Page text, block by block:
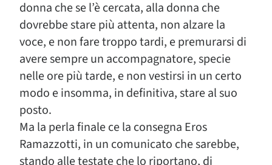
donna che se l’è cercata, alla donna che
dovrebbe stare più attenta, non alzare la
voce, e non fare troppo tardi, e premurarsi di
avere sempre un accompagnatore, specie
nelle ore più tarde, e non vestirsi in un certo
modo e insomma, in definitiva, stare al suo
posto.
Ma la perla finale ce la consegna Eros
Ramazzotti, in un comunicato che sarebbe,
stando alle testate che lo riportano, di